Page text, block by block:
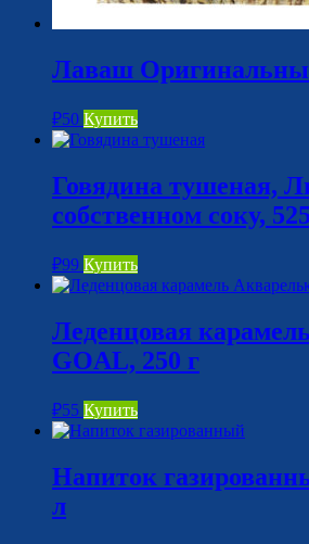
Лаваш
₽50 Купить
Говядина тушеная,
собственном соку,
₽99 Купить
Леденцовая
GOAL, 250 г
₽55 Купить
Напиток
л